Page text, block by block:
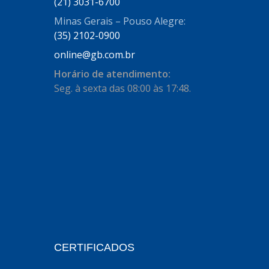
BECA FREIOS (25)
BOSAL
BRASMECK (656)
COMALTECH/JPEMA
Minas Gerais – Pouso Alegre:
(35) 2102-0900
online@gb.com.br
Horário de atendimento:
Seg. à sexta das 08:00 às 17:48.
CERTIFICADOS